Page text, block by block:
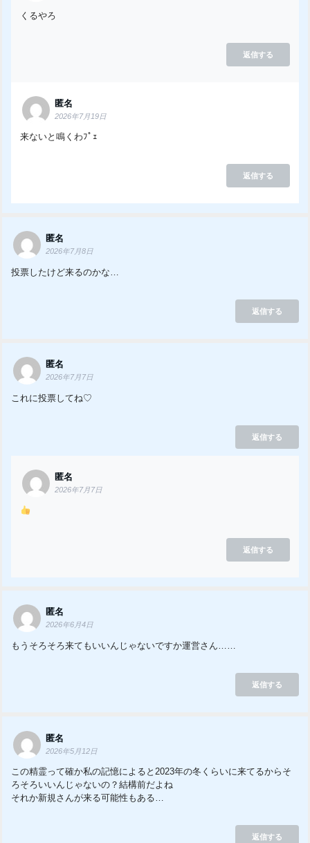
くるやろ
返信する
匿名
2026年7月19日
来ないと鳴くわﾌﾟｪ
返信する
匿名
2026年7月8日
投票したけど来るのかな…
返信する
匿名
2026年7月7日
これに投票してね♡
返信する
匿名
2026年7月7日
返信する
匿名
2026年6月4日
もうそろそろ来てもいいんじゃないですか運営さん……
返信する
匿名
2026年5月12日
この精霊って確か私の記憶によると2023年の冬くらいに来てるからそ
ろそろいいんじゃないの？結構前だよね
それか新規さんが来る可能性もある…
返信する